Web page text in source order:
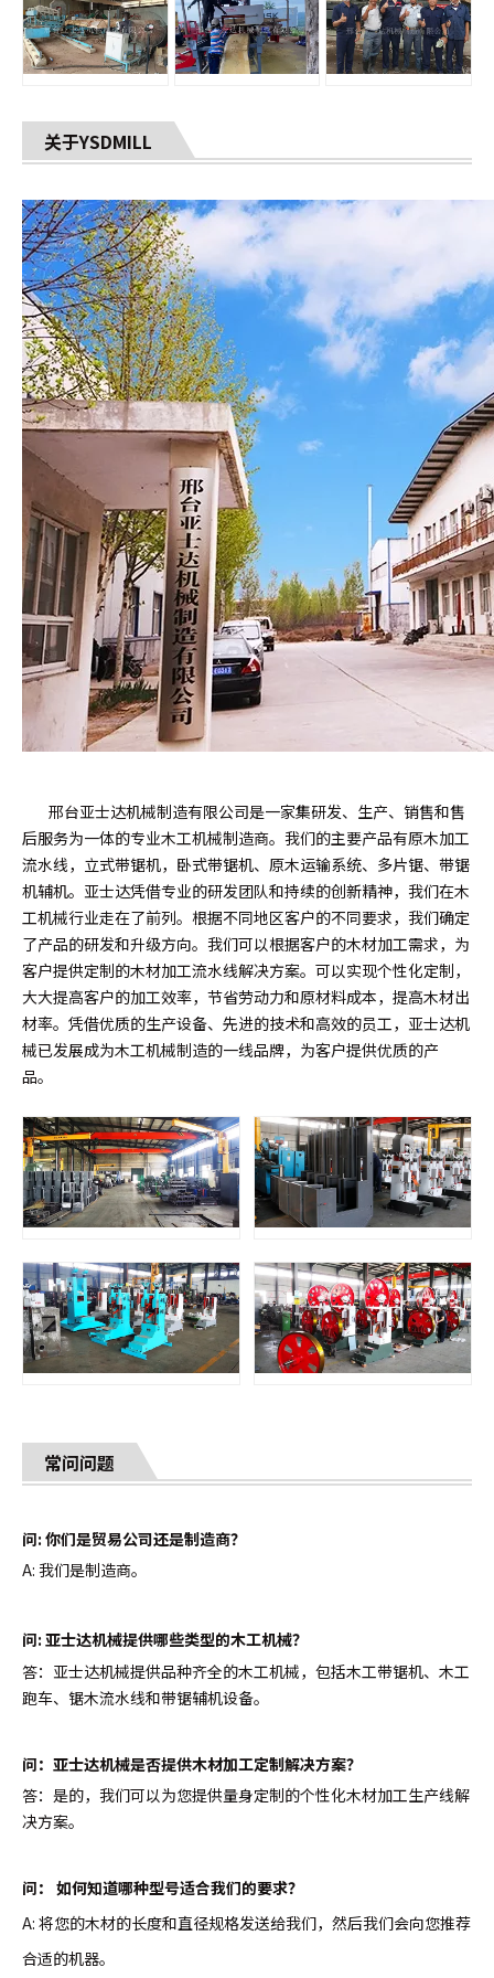
关于YSDMILL
邢台亚士达机械制造有限公司是一家集研发、生产、销售和售
后服务为一体的专业木工机械制造商。我们的主要产品有原木加工
流水线，立式带锯机，卧式带锯机、原木运输系统、多片锯、带锯
机辅机。亚士达凭借专业的研发团队和持续的创新精神，我们在木
工机械行业走在了前列。根据不同地区客户的不同要求，我们确定
了产品的研发和升级方向。我们可以根据客户的木材加工需求，为
客户提供定制的木材加工流水线解决方案。可以实现个性化定制，
大大提高客户的加工效率，节省劳动力和原材料成本，提高木材出
材率。凭借优质的生产设备、先进的技术和高效的员工，亚士达机
械已发展成为木工机械制造的一线品牌，为客户提供优质的产
品。
常问问题
问: 你们是贸易公司还是制造商？
A: 我们是制造商。
问: 亚士达机械提供哪些类型的木工机械？
答：亚士达机械提供品种齐全的木工机械，包括木工带锯机、木工
跑车、锯木流水线和带锯辅机设备。
问：亚士达机械是否提供木材加工定制解决方案？
答：是的，我们可以为您提供量身定制的个性化木材加工生产线解
决方案。
问： 如何知道哪种型号适合我们的要求？
A: 将您的木材的长度和直径规格发送给我们，然后我们会向您推荐
合适的机器。